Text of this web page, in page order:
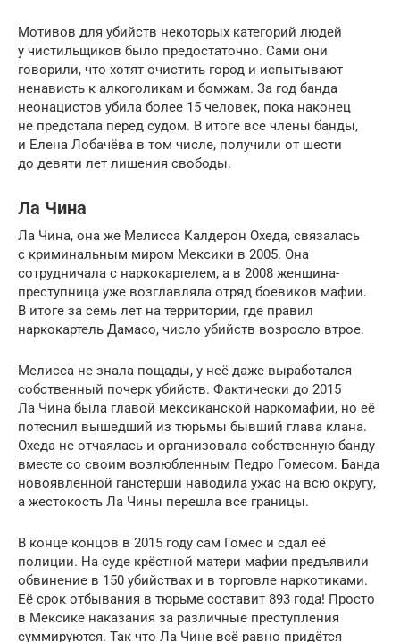
Мотивов для убийств некоторых категорий людей
у чистильщиков было предостаточно. Сами они
говорили, что хотят очистить город и испытывают
ненависть к алкоголикам и бомжам. За год банда
неонацистов убила более 15 человек, пока наконец
не предстала перед судом. В итоге все члены банды,
и Елена Лобачёва в том числе, получили от шести
до девяти лет лишения свободы.
Ла Чина
Ла Чина, она же Мелисса Калдерон Охеда, связалась
с криминальным миром Мексики в 2005. Она
сотрудничала с наркокартелем, а в 2008 женщина-
преступница уже возглавляла отряд боевиков мафии.
В итоге за семь лет на территории, где правил
наркокартель Дамасо, число убийств возросло втрое.
Мелисса не знала пощады, у неё даже выработался
собственный почерк убийств. Фактически до 2015
Ла Чина была главой мексиканской наркомафии, но её
потеснил вышедший из тюрьмы бывший глава клана.
Охеда не отчаялась и организовала собственную банду
вместе со своим возлюбленным Педро Гомесом. Банда
новоявленной ганстерши наводила ужас на всю округу,
а жестокость Ла Чины перешла все границы.
В конце концов в 2015 году сам Гомес и сдал её
полиции. На суде крёстной матери мафии предъявили
обвинение в 150 убийствах и в торговле наркотиками.
Её срок отбывания в тюрьме составит 893 года! Просто
в Мексике наказания за различные преступления
суммируются. Так что Ла Чине всё равно придётся